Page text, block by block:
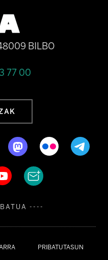
PRIBATUTASUN
BILBO
77 00
----